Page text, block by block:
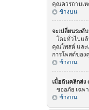
คุณควรถามเห
ข้างบน
จะเปลี่ยนระดั
โดยทั่วไปแ
คุณโพสต์ และ
การโพสต์ของ
ข้างบน
เมื่อฉันคลิกส่ง
ขออภัย เฉพ
ข้างบน